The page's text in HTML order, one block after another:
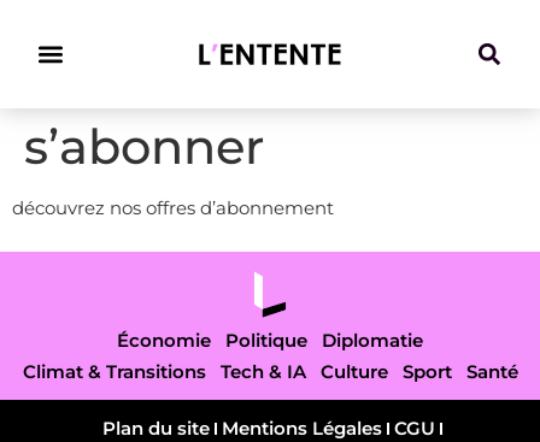
s’abonner
découvrez nos offres d’abonnement
Économie Politique
Diplomatie
Climat & Transitions
Tech & IA Culture Sport Santé
Plan du site Mentions Légales CGU